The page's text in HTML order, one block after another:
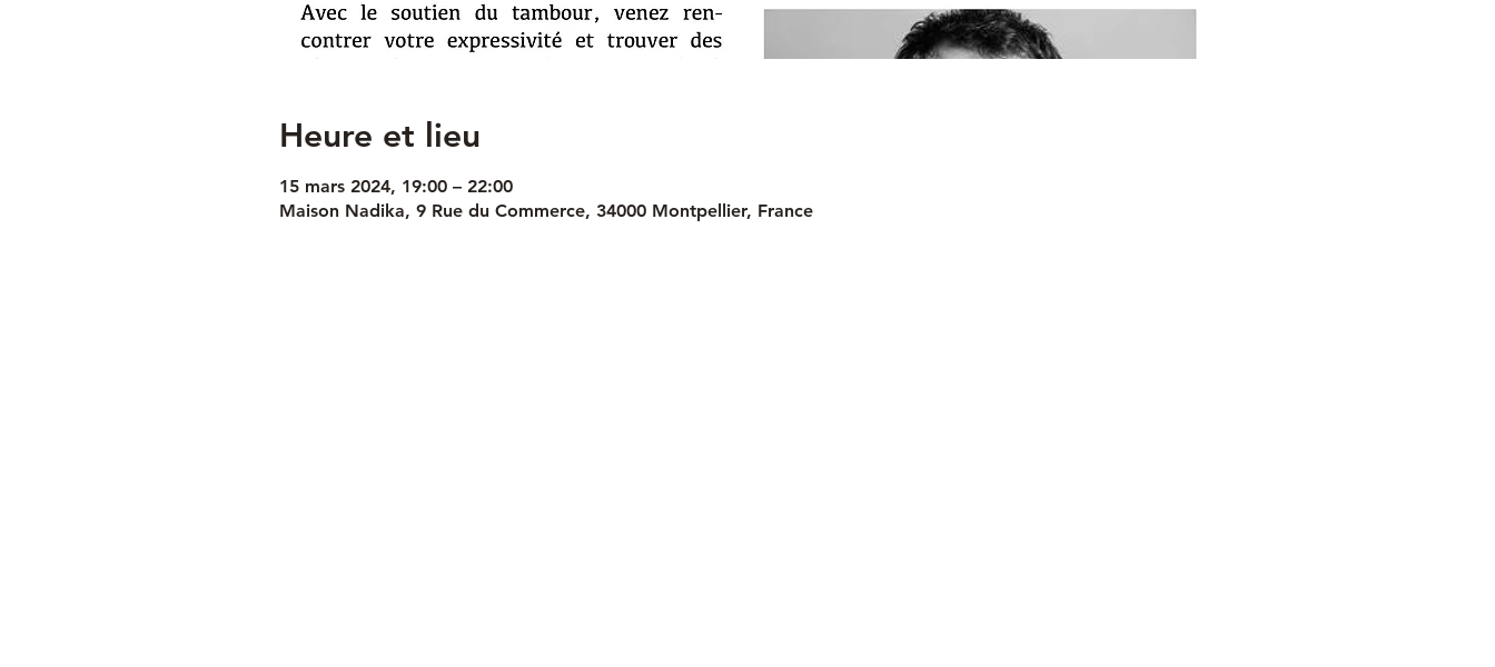
Heure et lieu
15 mars 2024, 19:00 – 22:00
Maison Nadika, 9 Rue du Commerce, 34000 Montpellier, France